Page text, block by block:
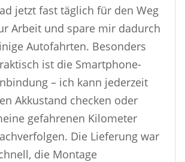
jetzt fast täglich für den Weg
Arbeit und spare mir dadurch
Autofahrten. Besonders
ist die Smartphone-
– ich kann jederzeit
Akkustand checken oder
gefahrenen Kilometer
Die Lieferung war
die Montage